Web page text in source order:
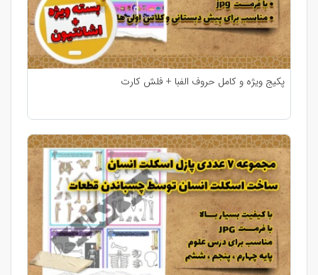
پکیج ویژه و کامل حروف الفبا + فلش کارت